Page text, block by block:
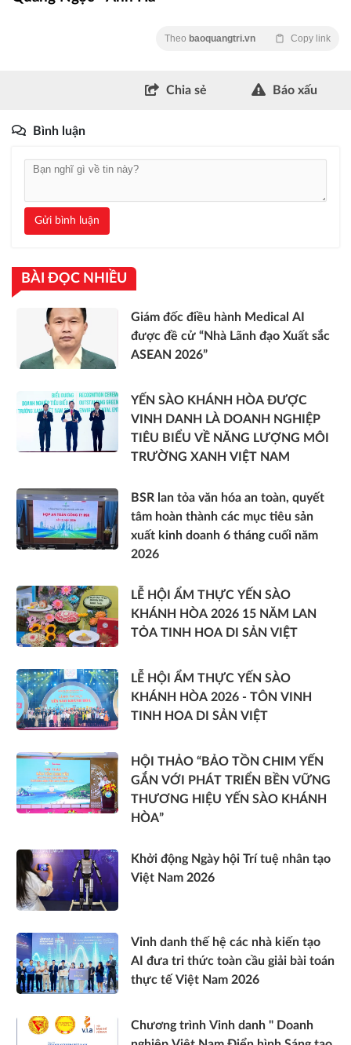
Theo baoquangtri.vn Copy link
Chia sẻ Báo xấu
Bình luận
Gửi bình luận
BÀI ĐỌC NHIỀU
Giám đốc điều hành Medical AI
được đề cử “Nhà Lãnh đạo Xuất sắc
ASEAN 2026”
YẾN SÀO KHÁNH HÒA ĐƯỢC
VINH DANH LÀ DOANH NGHIỆP
TIÊU BIỂU VỀ NĂNG LƯỢNG MÔI
TRƯỜNG XANH VIỆT NAM
BSR lan tỏa văn hóa an toàn, quyết
tâm hoàn thành các mục tiêu sản
xuất kinh doanh 6 tháng cuối năm
2026
LỄ HỘI ẨM THỰC YẾN SÀO
KHÁNH HÒA 2026 15 NĂM LAN
TỎA TINH HOA DI SẢN VIỆT
LỄ HỘI ẨM THỰC YẾN SÀO
KHÁNH HÒA 2026 - TÔN VINH
TINH HOA DI SẢN VIỆT
HỘI THẢO “BẢO TỒN CHIM YẾN
GẮN VỚI PHÁT TRIỂN BỀN VỮNG
THƯƠNG HIỆU YẾN SÀO KHÁNH
HÒA”
Khởi động Ngày hội Trí tuệ nhân tạo
Việt Nam 2026
Vinh danh thế hệ các nhà kiến tạo
AI đưa tri thức toàn cầu giải bài toán
thực tế Việt Nam 2026
Chương trình Vinh danh " Doanh